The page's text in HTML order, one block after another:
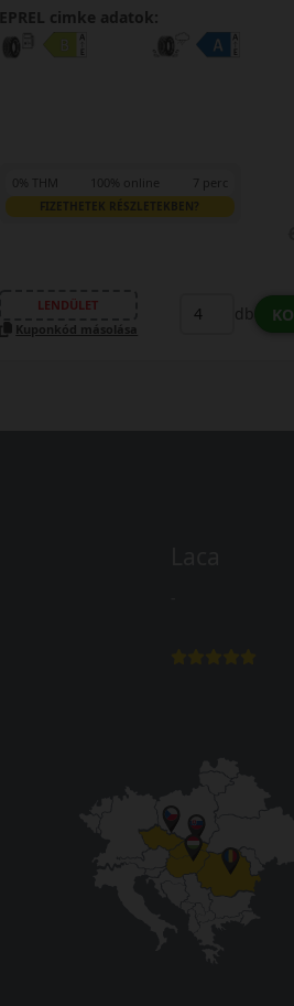
EPREL cimke adatok:
0% THM 100% online 7 perc
FIZETHETEK RÉSZLETEKBEN?
LENDÜLET
Kuponkód másolása
db